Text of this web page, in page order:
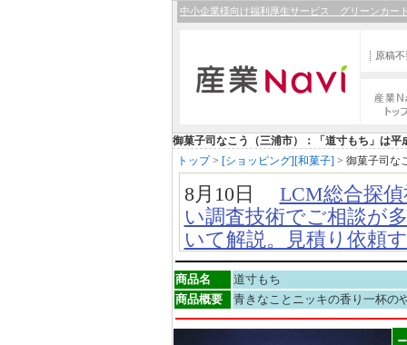
中小企業様向け福利厚生サービス グリーンカー
原稿
御菓子司なこう（三浦市）：「道寸もち」は
トップ> [ショッピング][和菓子] > 御菓子司な
8月10日 LCM総合探
い調査技術でご相談が
いて解説。見積り依頼
の仕組みなどがわかり
7月24日【新規掲載
塚市）：段ボールケー
ダーメイドで製造。商
商品名
道寸もち
商品概要
青きなことニッキの香り一杯の